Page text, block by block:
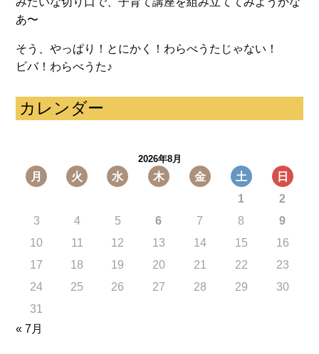
あ〜
そう、やっぱり！とにかく！わらべうたじゃない！
ビバ！わらべうた♪
カレンダー
2026年8月
月 火 水 木 金 土
日
1
2
3
4 5 6 7 8
9
10
11 12 13 14 15
16
17
18 19 20 21 22
23
24
25 26 27 28 29
30
31
« 7月